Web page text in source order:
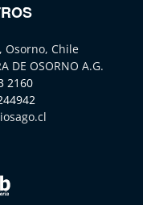
Osorno, Chile
DE OSORNO A.G.
2160